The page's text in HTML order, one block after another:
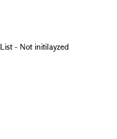
List - Not initilayzed